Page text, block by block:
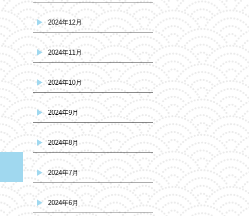
2024年12月
2024年11月
2024年10月
2024年9月
2024年8月
2024年7月
2024年6月